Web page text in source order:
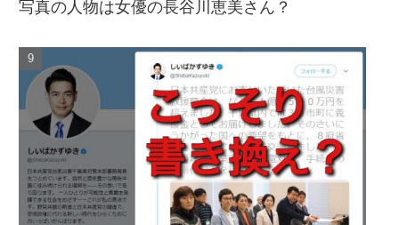
写真の人物は女優の長谷川恵美さん？